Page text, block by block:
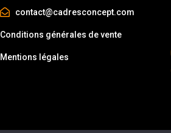
contact@cadresconcept.com
Conditions générales de vente
Mentions légales